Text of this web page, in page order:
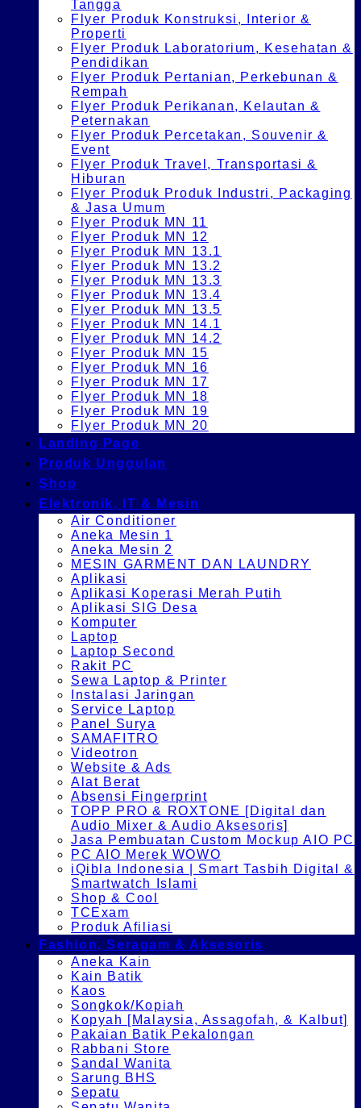
Tangga
Flyer Produk Konstruksi, Interior &
Properti
Flyer Produk Laboratorium, Kesehatan &
Pendidikan
Flyer Produk Pertanian, Perkebunan &
Rempah
Flyer Produk Perikanan, Kelautan &
Peternakan
Flyer Produk Percetakan, Souvenir &
Event
Flyer Produk Travel, Transportasi &
Hiburan
Flyer Produk Produk Industri, Packaging
& Jasa Umum
Flyer Produk MN 11
Flyer Produk MN 12
Flyer Produk MN 13.1
Flyer Produk MN 13.2
Flyer Produk MN 13.3
Flyer Produk MN 13.4
Flyer Produk MN 13.5
Flyer Produk MN 14.1
Flyer Produk MN 14.2
Flyer Produk MN 15
Flyer Produk MN 16
Flyer Produk MN 17
Flyer Produk MN 18
Flyer Produk MN 19
Flyer Produk MN 20
Landing Page
Produk Unggulan
Shop
Elektronik, IT & Mesin
Air Conditioner
Aneka Mesin 1
Aneka Mesin 2
MESIN GARMENT DAN LAUNDRY
Aplikasi
Aplikasi Koperasi Merah Putih
Aplikasi SIG Desa
Komputer
Laptop
Laptop Second
Rakit PC
Sewa Laptop & Printer
Instalasi Jaringan
Service Laptop
Panel Surya
SAMAFITRO
Videotron
Website & Ads
Alat Berat
Absensi Fingerprint
TOPP PRO & ROXTONE [Digital dan
Audio Mixer & Audio Aksesoris]
Jasa Pembuatan Custom Mockup AIO PC
PC AIO Merek WOWO
iQibla Indonesia | Smart Tasbih Digital &
Smartwatch Islami
Shop & Cool
TCExam
Produk Afiliasi
Fashion, Seragam & Aksesoris
Aneka Kain
Kain Batik
Kaos
Songkok/Kopiah
Kopyah [Malaysia, Assagofah, & Kalbut]
Pakaian Batik Pekalongan
Rabbani Store
Sandal Wanita
Sarung BHS
Sepatu